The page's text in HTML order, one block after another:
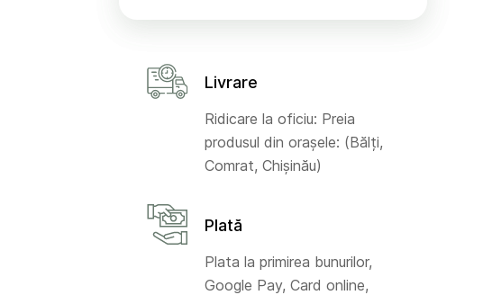
Livrare
Ridicare la oficiu: Preia
produsul din orașele: (Bălți,
Comrat, Chișinău)
Plată
Plata la primirea bunurilor,
Google Pay, Card online,